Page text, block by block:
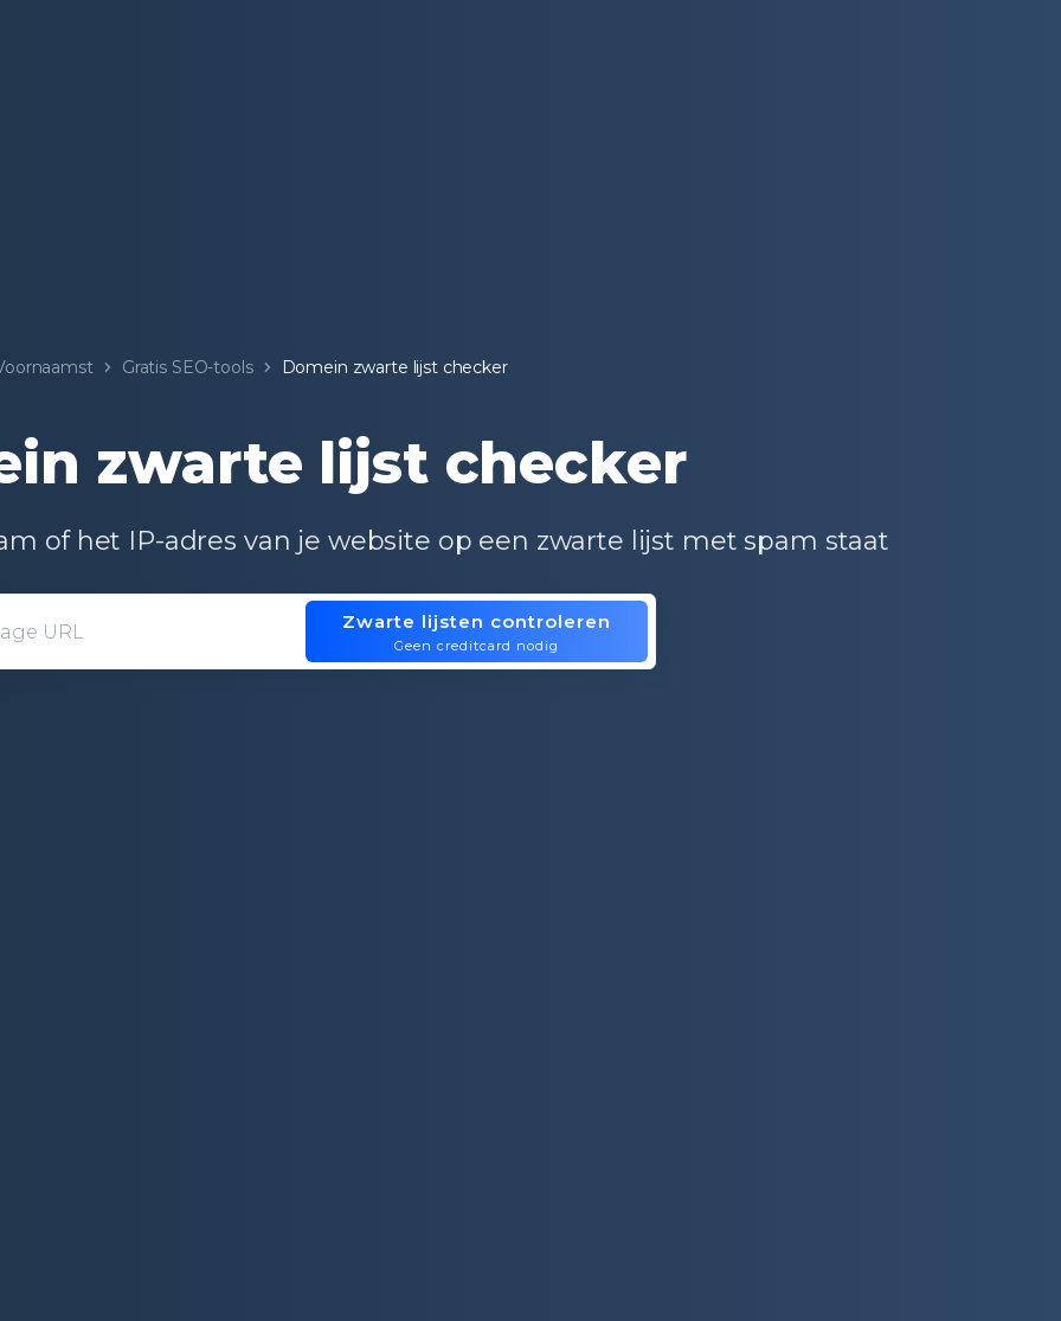
Gratis SEO-tools Domein zwarte lijst checker
zwarte lijst checker
of het IP-adres van je website op een zwarte lijst met spam staat
Domain entry form for site analysis.
Zwarte lijsten controleren
Geen creditcard nodig